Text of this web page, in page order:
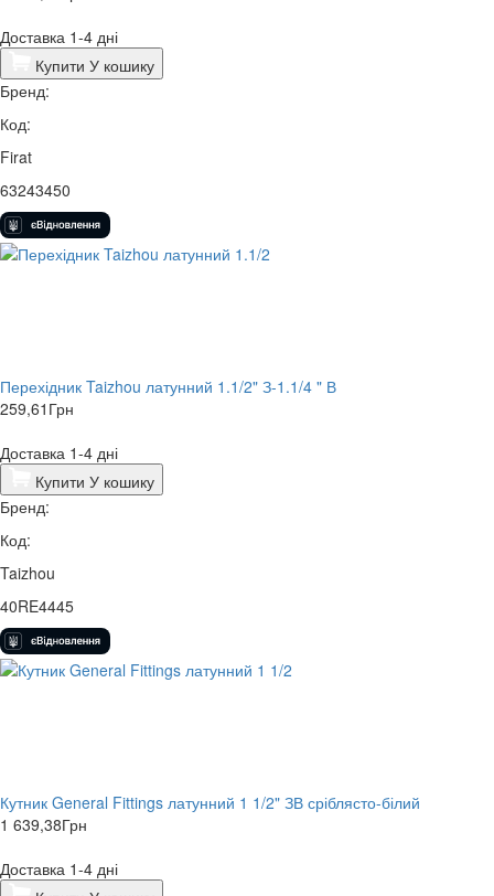
Доставка 1-4 дні
Купити У кошику
Бренд:
Код:
Firat
63243450
Перехідник Taizhou латунний 1.1/2" З-1.1/4 " В
259,61 Грн
Доставка 1-4 дні
Купити У кошику
Бренд:
Код:
Taizhou
40RE4445
Кутник General Fittings латунний 1 1/2" ЗВ сріблясто-білий
1 639,38Грн
Доставка 1-4 дні